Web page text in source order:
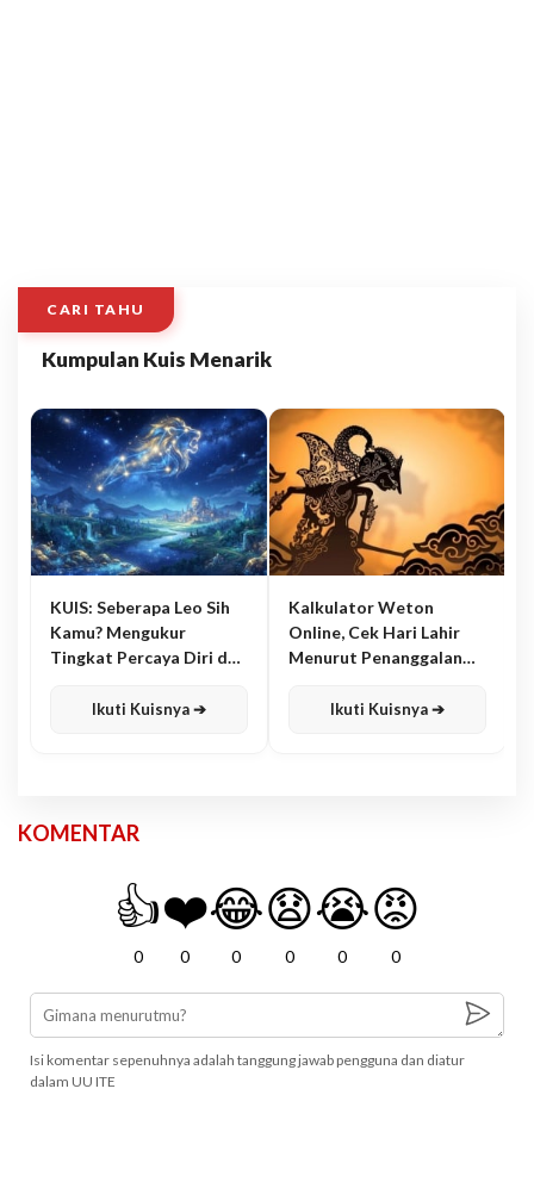
CARI TAHU
Kumpulan Kuis Menarik
KUIS: Seberapa Leo Sih
Kamu? Mengukur
Tingkat Percaya Diri dan
Ikuti Kuisnya ➔
Kalkulator Weton
Online, Cek Hari Lahir
Menurut Penanggalan
Ikuti Kuisnya ➔
KOMENTAR
👍
0
❤️
0
😂
0
😧
0
😭
0
😡
0
Isi komentar sepenuhnya adalah tanggung jawab pengguna dan diatur
dalam UU ITE